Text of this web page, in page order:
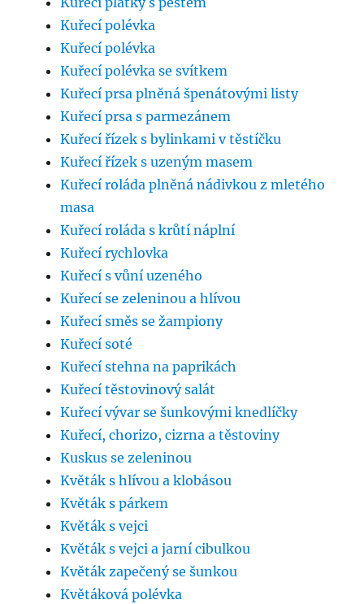
Kuřecí polévka
Kuřecí polévka
Kuřecí polévka se svítkem
Kuřecí prsa plněná špenátovými listy
Kuřecí prsa s parmezánem
Kuřecí řízek s bylinkami v těstíčku
Kuřecí řízek s uzeným masem
Kuřecí roláda plněná nádivkou z mletého
masa
Kuřecí roláda s krůtí náplní
Kuřecí rychlovka
Kuřecí s vůní uzeného
Kuřecí se zeleninou a hlívou
Kuřecí směs se žampiony
Kuřecí soté
Kuřecí stehna na paprikách
Kuřecí těstovinový salát
Kuřecí vývar se šunkovými knedlíčky
Kuřecí, chorizo, cizrna a těstoviny
Kuskus se zeleninou
Květák s hlívou a klobásou
Květák s párkem
Květák s vejci
Květák s vejci a jarní cibulkou
Květák zapečený se šunkou
Květáková polévka